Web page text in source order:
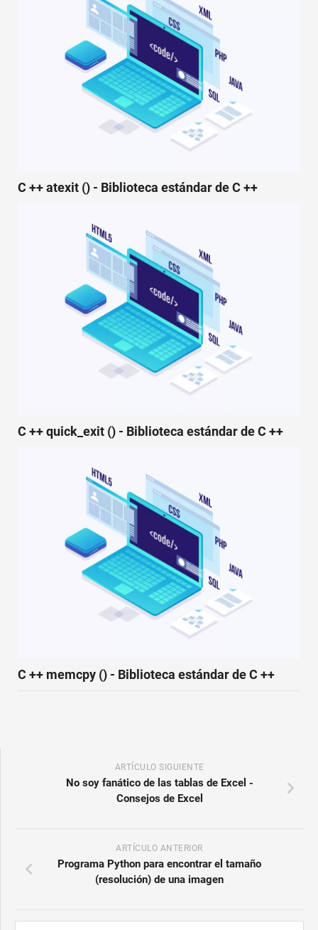
C ++ atexit () - Biblioteca estándar de C ++
C ++ quick_exit () - Biblioteca estándar de C ++
C ++ memcpy () - Biblioteca estándar de C ++
ARTÍCULO SIGUIENTE
No soy fanático de las tablas de Excel -
Consejos de Excel
ARTÍCULO ANTERIOR
Programa Python para encontrar el tamaño
(resolución) de una imagen